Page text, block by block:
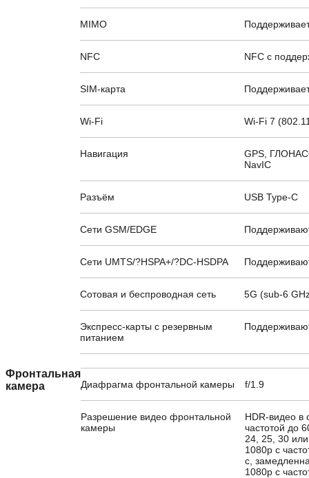
MIMO
NFC NFC с
SIM-карта
Wi-Fi Wi-Fi 7
Навигация
GPS,
NavIC
Разъём USB Type-C
Сети GSM/EDGE
Сети UMTS/?HSPA+/?DC-HSDPA
Сотовая и беспроводная сеть 5G (sub-6
Экспресс-карты с резервным
питанием
Фронтальная
камера
Диафрагма фронтальной камеры f/1.9
Разрешение видео фронтальной
камеры
HDR-видео в
частотой до
24, 25, 30
1080p с
с,
1080p с